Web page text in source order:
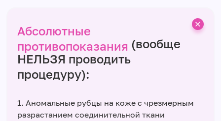
Абсолютные
противопоказания (вообще
НЕЛЬЗЯ проводить
процедуру):
1. Аномальные рубцы на коже с чрезмерным
разрастанием соединительной ткани